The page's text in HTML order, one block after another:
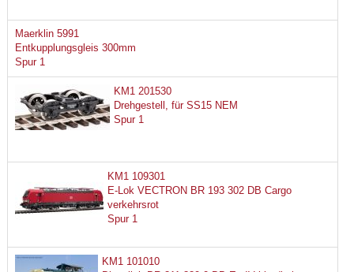
Maerklin 5991
Entkupplungsgleis 300mm
Spur 1
KM1 201530
Drehgestell, für SS15 NEM
Spur 1
KM1 109301
E-Lok VECTRON BR 193 302 DB Cargo
verkehrsrot
Spur 1
KM1 101010